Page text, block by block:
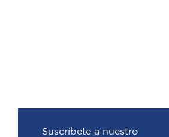
Suscríbete a nuestro